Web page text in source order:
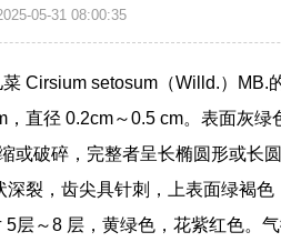
05-31 08:00:35
Cirsium setosum（Willd.）MB.
直径 0.2cm～0.5 cm。表面灰绿
或破碎，完整者呈长椭圆形或长
裂，齿尖具针刺，上表面绿褐
层～8 层，黄绿色，花紫红色。气